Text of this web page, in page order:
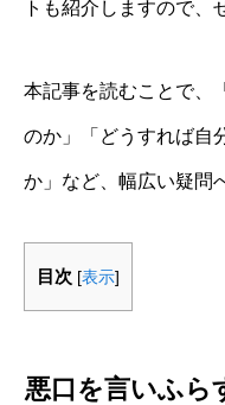
トも紹介しますので、
本記事を読むことで、
のか」「どうすれば自
か」など、幅広い疑問
目次 [表示]
悪口を言いふら